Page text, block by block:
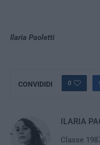
Ilaria Paoletti
CONVIDIDI 0
ILARIA
Classe